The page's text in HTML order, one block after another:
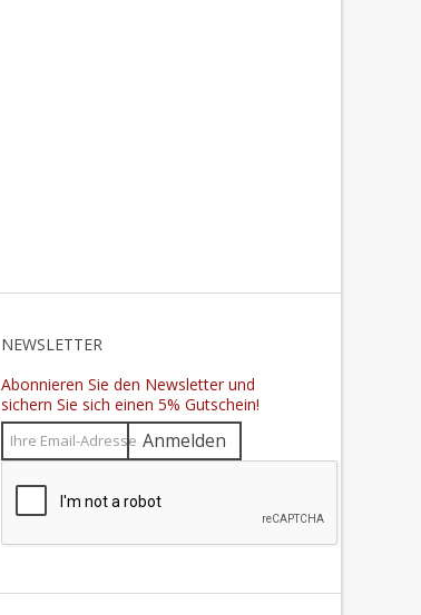
NEWSLETTER
Abonnieren Sie den Newsletter und
sichern Sie sich einen 5% Gutschein!
Anmelden